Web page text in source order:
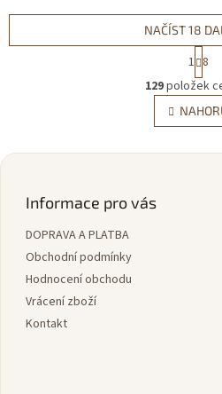
O
v
l
á
NAČÍST 18
t
r
á
n
k
1 8
129položek
Z
Informace pro vás
DOPRAVA A PLATBA
Obchodní podmínky
Hodnocení obchodu
Vrácení zboží
Kontakt